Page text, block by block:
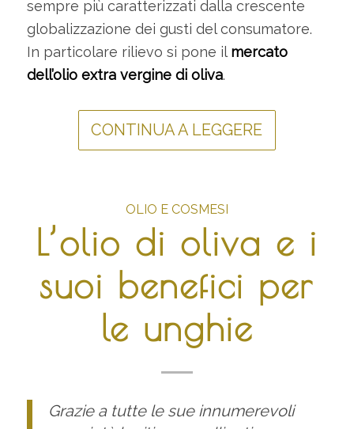
sempre più caratterizzati dalla crescente
globalizzazione dei gusti del consumatore.
In particolare rilievo si pone ilmercato
dell’olio extra vergine di oliva.
CONTINUA A LEGGERE
OLIO E COSMESI
L’olio di oliva e i
suoi benefici per
le unghie
Grazie a tutte le sue innumerevoli